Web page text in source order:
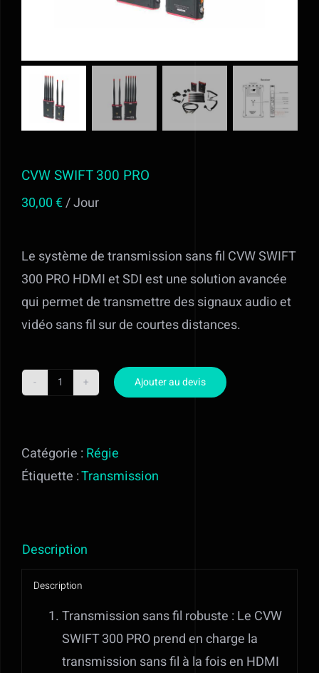
Régie
Evénementiel
Trépieds
Location STUDIO PHOTO VIDEO ET
MATERIEL AUDIOVISUEL à Valff entre
Strasbourg et Colmar
Contact
CVW SWIFT 300 PRO
30,00€/ Jour
Le système de transmission sans fil CVW SWIFT
300 PRO HDMI et SDI est une solution avancée
qui permet de transmettre des signaux audio et
vidéo sans fil sur de courtes distances.
quantité
SWIFT
300
Ajouter au devis
Catégorie : Régie
Étiquette :Transmission
Description
Description
Transmission sans fil robuste : Le CVW
SWIFT 300 PRO prend en charge la
transmission sans fil à la fois en HDMI